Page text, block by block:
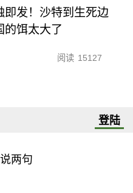
即发！沙特到生死边
的饵太大了
阅读 15127
登陆
两句